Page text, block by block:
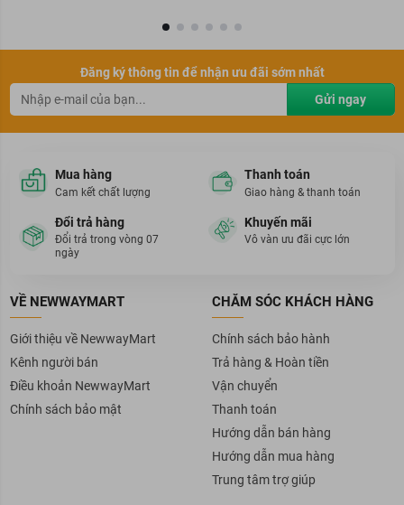
Đăng ký thông tin để nhận ưu đãi sớm nhất
Gửi ngay
Mua hàng
Cam kết chất lượng
Thanh toán
Giao hàng & thanh toán
Đổi trả hàng
Đổi trả trong vòng 07
ngày
Khuyến mãi
Vô vàn ưu đãi cực lớn
VỀ NEWWAYMART
Giới thiệu về NewwayMart
Kênh người bán
Điều khoản NewwayMart
Chính sách bảo mật
CHĂM SÓC KHÁCH HÀNG
Chính sách bảo hành
Trả hàng & Hoàn tiền
Vận chuyển
Thanh toán
Hướng dẫn bán hàng
Hướng dẫn mua hàng
Trung tâm trợ giúp